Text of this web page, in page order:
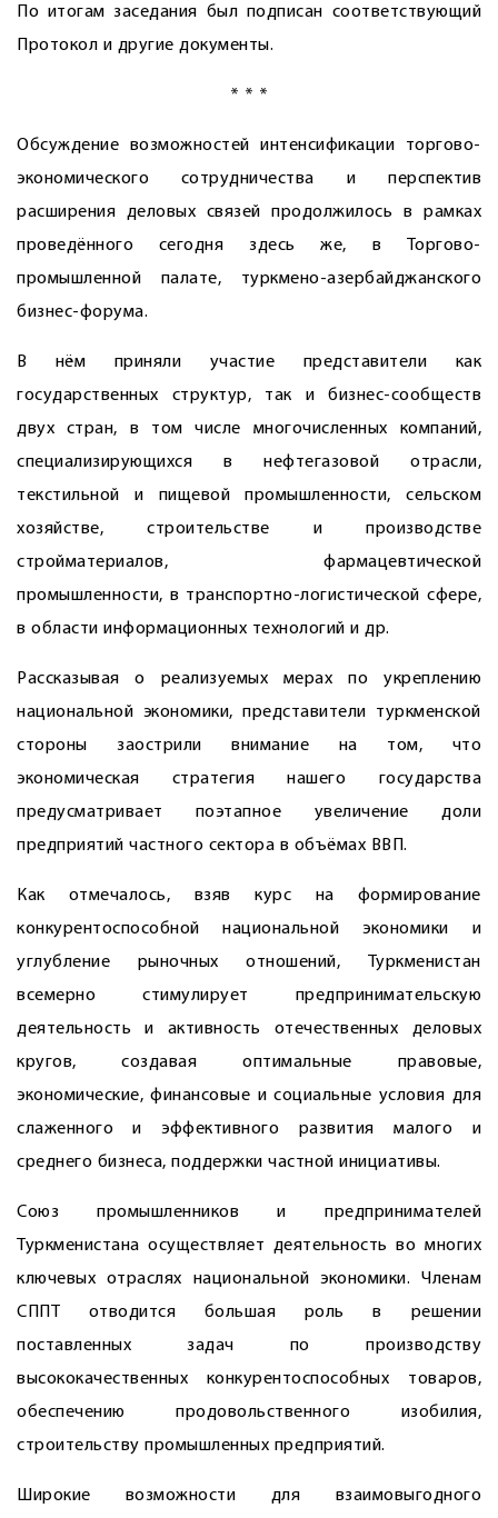
По итогам заседания был подписан соответствующий
Протокол и другие документы.
* * *
Обсуждение возможностей интенсификации торгово-
экономического сотрудничества и перспектив
расширения деловых связей продолжилось в рамках
проведённого сегодня здесь же, в Торгово-
промышленной палате, туркмено-азербайджанского
бизнес-форума.
В нём приняли участие представители как
государственных структур, так и бизнес-сообществ
двух стран, в том числе многочисленных компаний,
специализирующихся в нефтегазовой отрасли,
текстильной и пищевой промышленности, сельском
хозяйстве, строительстве и производстве
стройматериалов, фармацевтической
промышленности, в транспортно-логистической сфере,
в области информационных технологий и др.
Рассказывая о реализуемых мерах по укреплению
национальной экономики, представители туркменской
стороны ­заострили внимание на том, что
экономическая стратегия нашего государства
предусматривает поэтапное увеличение доли
предприятий частного сектора в объёмах ВВП.
Как отмечалось, взяв курс на формирование
конкурентоспособной национальной экономики и
углубление рыночных отношений, Туркменистан
всемерно стимулирует предпринимательскую
деятельность и активность отечественных деловых
кругов, создавая оптимальные правовые,
экономические, финансовые и социальные условия для
слаженного и эффективного развития малого и
среднего бизнеса, поддержки частной инициативы.
Союз промышленников и предпринимателей
Туркменистана осуществляет деятельность во многих
ключевых отраслях национальной экономики. Членам
СППТ отводится большая роль в решении
поставленных задач по производству
высококачественных конкурентоспособных товаров,
обеспечению продовольственного изобилия,
строительству промышленных предприятий.
Широкие возможности для взаимовыгодного